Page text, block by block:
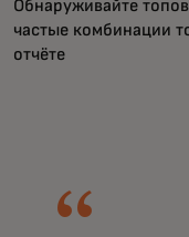
Обнаруживайте
частые комбинации
отчёте